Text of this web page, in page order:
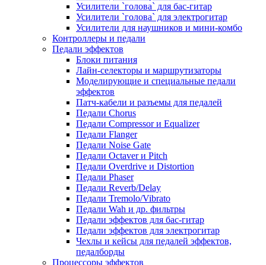
Усилители `голова` для бас-гитар
Усилители `голова` для электрогитар
Усилители для наушников и мини-комбо
Контроллеры и педали
Педали эффектов
Блоки питания
Лайн-селекторы и маршрутизаторы
Моделирующие и специальные педали
эффектов
Патч-кабели и разъемы для педалей
Педали Chorus
Педали Compressor и Equalizer
Педали Flanger
Педали Noise Gate
Педали Octaver и Pitch
Педали Overdrive и Distortion
Педали Phaser
Педали Reverb/Delay
Педали Tremolo/Vibrato
Педали Wah и др. фильтры
Педали эффектов для бас-гитар
Педали эффектов для электрогитар
Чехлы и кейсы для педалей эффектов,
педалборды
Процессоры эффектов